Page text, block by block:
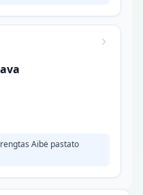
Aibė pastato